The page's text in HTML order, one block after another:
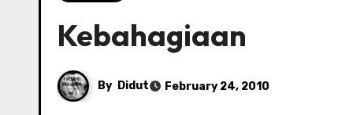
Kebahagiaan
By Didut February 24, 2010